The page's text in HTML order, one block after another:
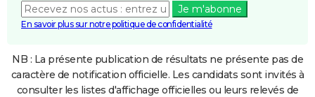
Je m'abonne
En savoir plus sur notre politique de confidentialité
NB : La présente publication de résultats ne présente pas de
caractère de notification officielle. Les candidats sont invités à
consulter les listes d'affichage officielles ou leurs relevés de